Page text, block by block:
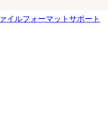
イルフォーマットサポート